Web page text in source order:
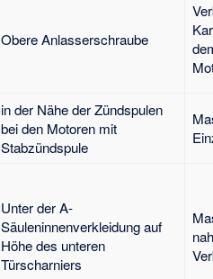
Obere Anlasserschraube
in der Nähe der Zündspulen
bei den Motoren mit
Stabzündspule
Unter der A-
Säuleninnenverkleidung auf
Höhe des unteren
Türscharniers